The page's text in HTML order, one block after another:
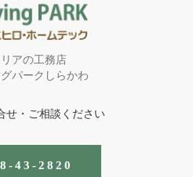
アの工務店
パークしらかわ
せ・ご相談ください
43-2820